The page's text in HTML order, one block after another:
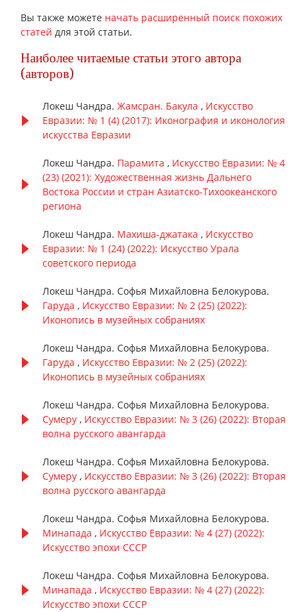
Вы также можете начать расширенный поиск похожих
статей для этой статьи.
Наиболее читаемые статьи этого автора
(авторов)
Локеш Чандра. Жамсран. Бакула , Искусство
Евразии: № 1 (4) (2017): Иконография и иконология
искусства Евразии
Локеш Чандра. Парамита , Искусство Евразии: № 4
(23) (2021): Художественная жизнь Дальнего
Востока России и стран Азиатско-Тихоокеанского
региона
Локеш Чандра. Махиша-джатака , Искусство
Евразии: № 1 (24) (2022): Искусство Урала
советского периода
Локеш Чандра. Софья Михайловна Белокурова.
Гаруда , Искусство Евразии: № 2 (25) (2022):
Иконопись в музейных собраниях
Локеш Чандра. Софья Михайловна Белокурова.
Гаруда , Искусство Евразии: № 2 (25) (2022):
Иконопись в музейных собраниях
Локеш Чандра. Софья Михайловна Белокурова.
Сумеру , Искусство Евразии: № 3 (26) (2022): Вторая
волна русского авангарда
Локеш Чандра. Софья Михайловна Белокурова.
Сумеру , Искусство Евразии: № 3 (26) (2022): Вторая
волна русского авангарда
Локеш Чандра. Софья Михайловна Белокурова.
Минапада , Искусство Евразии: № 4 (27) (2022):
Искусство эпохи СССР
Локеш Чандра. Софья Михайловна Белокурова.
Минапада , Искусство Евразии: № 4 (27) (2022):
Искусство эпохи СССР